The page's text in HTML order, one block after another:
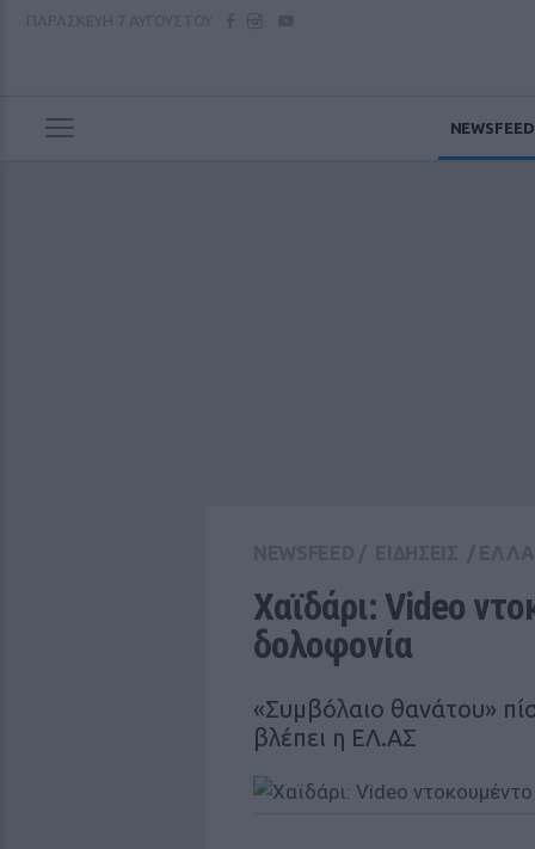
NEWSFEED
Χαϊδάρι: Video
δολοφονία
«Συμβόλαιο θανάτου»
βλέπει η ΕΛ.ΑΣ